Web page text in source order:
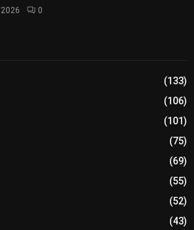
0
(133)
(106)
(101)
(75)
(69)
(55)
(52)
(43)